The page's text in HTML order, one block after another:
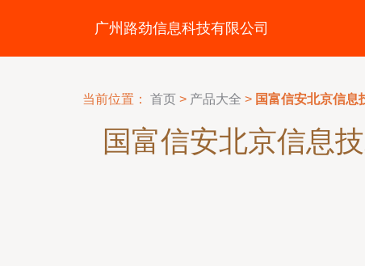
广州路劲信息科技有限公司
当前位置： 首页 > 产品大全 > 国富信安北京信息
国富信安北京信息